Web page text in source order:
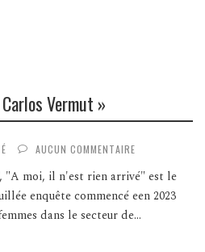
Vermut »
AUCUN COMMENTAIRE
"A moi, il n'est rien arrivé" est le
enquête commencé een 2023
dans le secteur de...